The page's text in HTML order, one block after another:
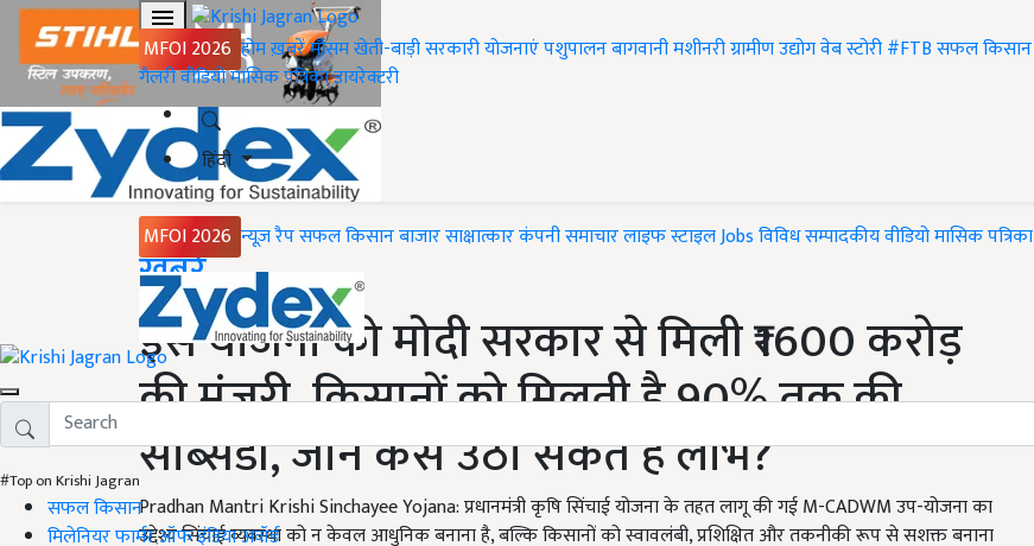
MFOI 2026 होमख़बरेंमौसमखेती-बाड़ीसरकारी योजनाएंपशुपालनबागवानीमशीनरीग्रामीण उद्योगवेब स्टोरी#FTBसफल किसान
गैलरीवीडियोमासिक पत्रिकाडायरेक्टरी
हिंदी
MFOI 2026 न्यूज़ रैपसफल किसानबाजारसाक्षात्कारकंपनी समाचारलाइफ स्टाइलJobsविविधसम्पादकीयवीडियोमासिक पत्रिका
#Top on Krishi Jagran
सफल किसान
मिलेनियर फार्मर ऑफ इंडिया अवॉर्ड
Home
ख़बरें
इस योजना को मोदी सरकार से मिली ₹1600 करोड़
की मंजूरी, किसानों को मिलती है 90% तक की
सब्सिडी, जानें कैसे उठा सकते हैं लाभ?
Pradhan Mantri Krishi Sinchayee Yojana: प्रधानमंत्री कृषि सिंचाई योजना के तहत लागू की गई M-CADWM उप-योजना का
उद्देश्य सिंचाई व्यवस्था को न केवल आधुनिक बनाना है, बल्कि किसानों को स्वावलंबी, प्रशिक्षित और तकनीकी रूप से सशक्त बनाना